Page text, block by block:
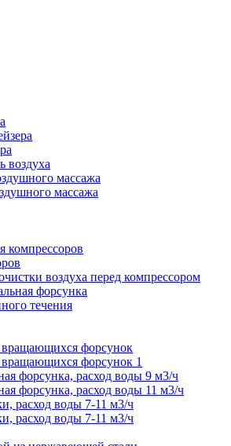
воздуха
массажа
массажа
компрессоров
воздуха перед компрессором
форсунка
течения
вращающихся форсунок
вращающихся форсунок 1
форсунка, расход воды 9 м3/ч
форсунка, расход воды 11 м3/ч
расход воды 7-11 м3/ч
расход воды 7-11 м3/ч